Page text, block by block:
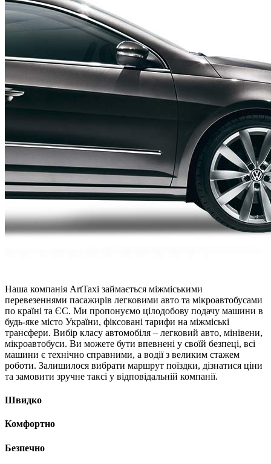
Наша компанія ArtTaxi займається міжміськими
перевезеннями пасажирів легковими авто та мікроавтобусами
по країні та ЄС. Ми пропонуємо цілодобову подачу машини в
будь-яке місто України, фіксовані тарифи на міжміські
трансфери. Вибір класу автомобіля – легковий авто, мінівени,
мікроавтобуси. Ви можете бути впевнені у своїй безпеці, всі
машини є технічно справними, а водії з великим стажем
роботи. Залишилося вибрати маршрут поїздки, дізнатися ціни
та замовити зручне таксі у відповідальній компанії.
Швидко
Комфортно
Безпечно